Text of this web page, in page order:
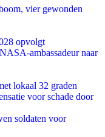
vier gewonden
opvolgt
ambassadeur naar
lokaal 32 graden
voor schade door
soldaten voor